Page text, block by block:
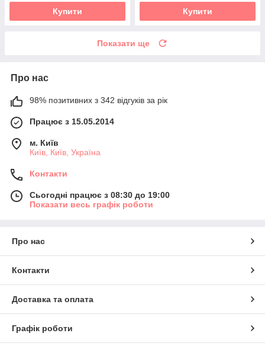
Купити Купити
Показати ще
Про нас
98% позитивних з 342 відгуків за рік
Працює з 15.05.2014
м. Київ
Київ, Київ, Україна
Контакти
Сьогодні працює з 08:30 до 19:00
Показати весь графік роботи
Про нас
Контакти
Доставка та оплата
Графік роботи